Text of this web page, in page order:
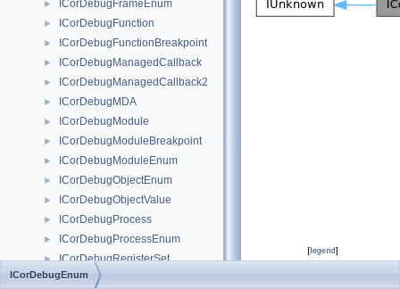
► ICorDebugFrameEnum
► ICorDebugFunction
► ICorDebugFunctionBreakpoint
► ICorDebugManagedCallback
► ICorDebugManagedCallback2
► ICorDebugMDA
► ICorDebugModule
► ICorDebugModuleBreakpoint
► ICorDebugModuleEnum
► ICorDebugObjectEnum
► ICorDebugObjectValue
► ICorDebugProcess
► ICorDebugProcessEnum
► ICorDebugRegisterSet
► ICorDebugStepper
[legend]
ICorDebugEnum